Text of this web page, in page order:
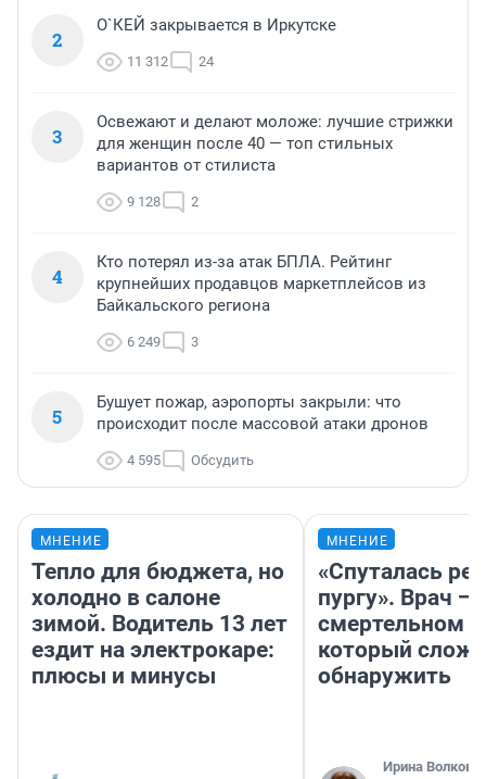
2
О`КЕЙ закрывается в Иркутске
11 312 24
3
Освежают и делают моложе: лучшие стрижки
для женщин после 40 — топ стильных
вариантов от стилиста
9 128 2
4
Кто потерял из-за атак БПЛА. Рейтинг
крупнейших продавцов маркетплейсов из
Байкальского региона
6 249 3
5
Бушует пожар, аэропорты закрыли: что
происходит после массовой атаки дронов
4 595 Обсудить
МНЕНИЕ
Тепло для бюджета, но
холодно в салоне
зимой. Водитель 13 лет
ездит на электрокаре:
плюсы и минусы
МНЕНИЕ
«Спуталась
пургу». Врач —
смертельном
который
обнаружить
Ирина Волкова